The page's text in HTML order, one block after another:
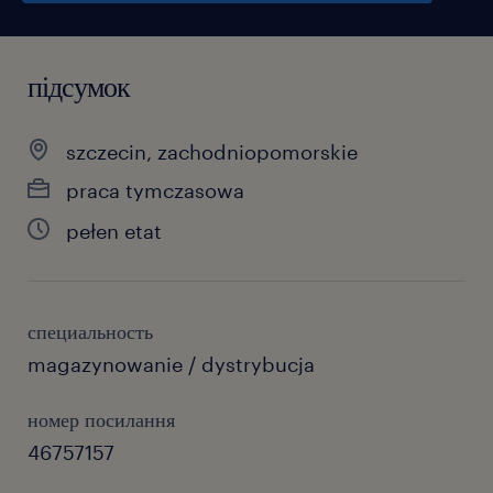
підсумок
szczecin, zachodniopomorskie
praca tymczasowa
pełen etat
специальность
magazynowanie / dystrybucja
номер посилання
46757157